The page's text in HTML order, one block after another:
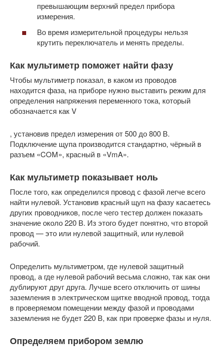
превышающим верхний предел прибора
измерения.
Во время измерительной процедуры нельзя
крутить переключатель и менять пределы.
Как мультиметр поможет найти фазу
Чтобы мультиметр показал, в каком из проводов
находится фаза, на приборе нужно выставить режим для
определения напряжения переменного тока, который
обозначается как V
, установив предел измерения от 500 до 800 В.
Подключение щупа производится стандартно, чёрный в
разъем «COM», красный в «VmA».
Как мультиметр показывает ноль
После того, как определился провод с фазой легче всего
найти нулевой. Установив красный щуп на фазу касаетесь
других проводников, после чего тестер должен показать
значение около 220 В. Из этого будет понятно, что второй
провод — это или нулевой защитный, или нулевой
рабочий.
Определить мультиметром, где нулевой защитный
провод, а где нулевой рабочий весьма сложно, так как они
дублируют друг друга. Лучше всего отключить от шины
заземления в электрическом щитке вводной провод, тогда
в проверяемом помещении между фазой и проводами
заземления не будет 220 В, как при проверке фазы и нуля.
Определяем прибором землю